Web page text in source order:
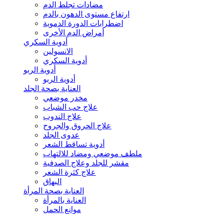
مضادات تجلط الدم
ارتفاع مستوى الدهون بالدم
اضطرابات الدورة الدموية
أمراض الدم الأخرى
أدوية السكري
الانسولين
أدوية السكري
أدوية الربو
أدوية الربو
العناية بصحة الجلد
مخدر موضعي
علاج حب الشباب
علاج الندوب
علاج الحروق والجروح
عدوى الجلد
أدوية تساقط الشعر
ملطف موضعي ومضاد للالتهاب
مقشر للجلد وعلاج الصدفية
علاج كثرة الشعر
البهاق
العناية بصحة المرأة
العناية بالمرأة
موانع الحمل